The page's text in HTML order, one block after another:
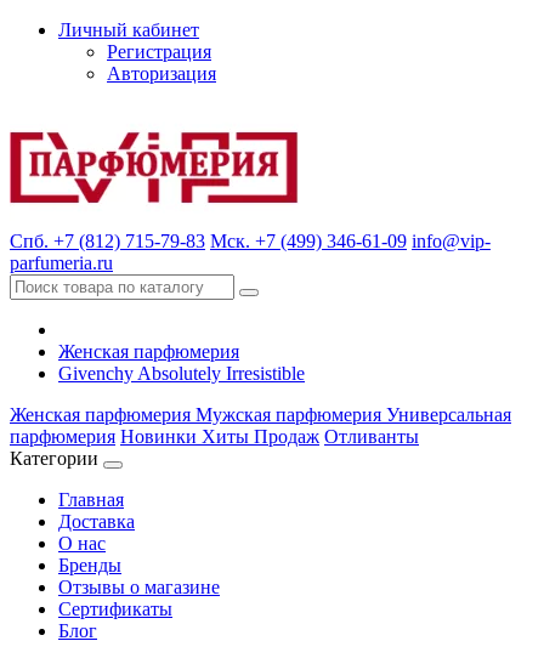
Личный кабинет
Регистрация
Авторизация
Спб. +7 (812) 715-79-83 Мск. +7 (499) 346-61-09 info@vip-
parfumeria.ru
Женская парфюмерия
Givenchy Absolutely Irresistible
Женская парфюмерия Мужская парфюмерия Универсальная
парфюмерия Новинки Хиты Продаж Отливанты
Категории
Главная
Доставка
О нас
Бренды
Отзывы о магазине
Сертификаты
Блог